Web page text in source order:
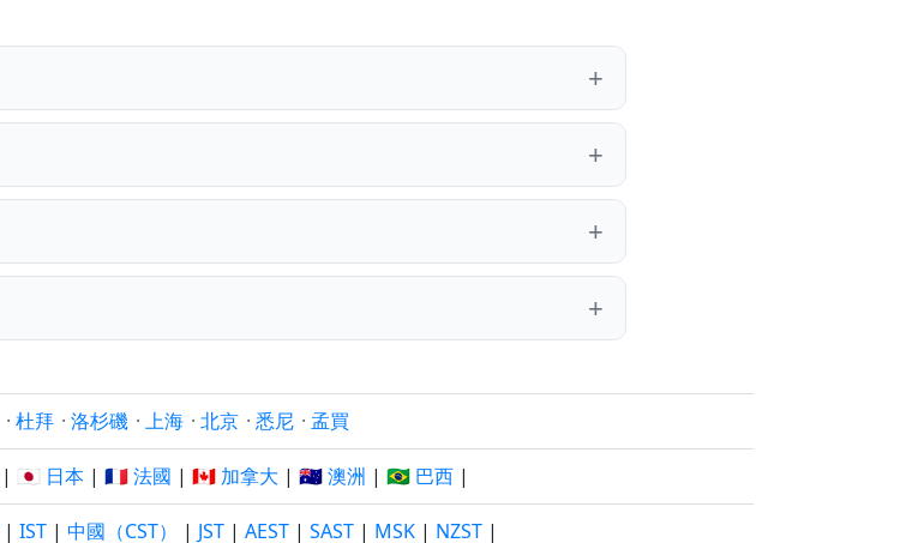
· 杜拜 · 洛杉磯 · 上海 · 北京 · 悉尼 · 孟買
| 🇯🇵 日本 | 🇫🇷 法國 | 🇨🇦 加拿大 | 🇦🇺 澳洲 | 🇧🇷 巴西 |
| IST | 中國（CST） | JST | AEST | SAST | MSK | NZST |